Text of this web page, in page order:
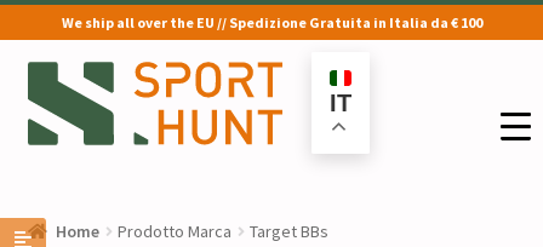
We ship all over the EU // Spedizione Gratuita in Italia da € 100
Vai
alla
navigazione
Vai
al
contenuto
IT
Home Prodotto Marca Target BBs